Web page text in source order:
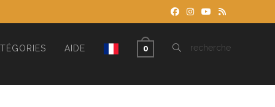
recherche
AIDE 0 TOGGLE